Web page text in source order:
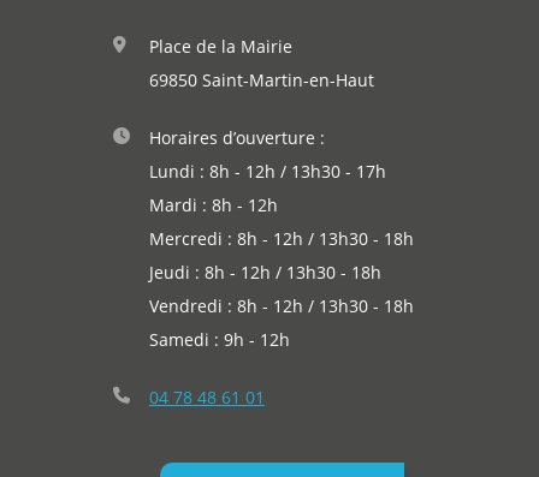
Place de la Mairie
69850 Saint-Martin-en-Haut
Horaires d’ouverture :
Lundi : 8h - 12h / 13h30 - 17h
Mardi : 8h - 12h
Mercredi : 8h - 12h / 13h30 - 18h
Jeudi : 8h - 12h / 13h30 - 18h
Vendredi : 8h - 12h / 13h30 - 18h
Samedi : 9h - 12h
04 78 48 61 01